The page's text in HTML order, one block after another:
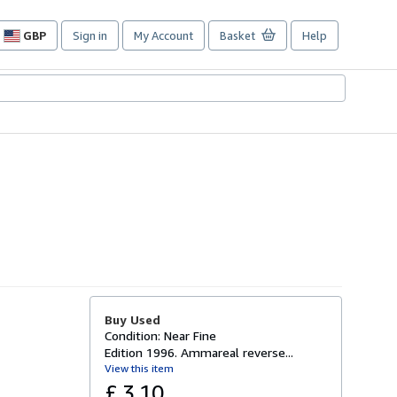
GBP
Site
preferences
Sign in My Account Basket Help
Buy Used
Condition: Near Fine
Edition 1996. Ammareal reverse...
View this item